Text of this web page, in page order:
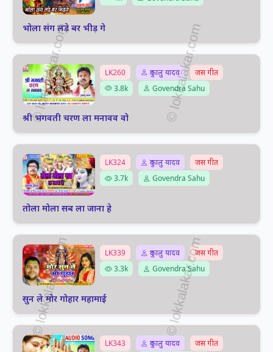
भोला संग लड़े बर भीड़ गे
LK260 दुकालु यादव
जस गीत
3.8k
Govendra Sahu
श्री भगवती चरण ला मनावव वो
LK324 दुकालु यादव
जस गीत
3.7k
Govendra Sahu
तोला मोला सब ला जाना हे
LK339 दुकालु यादव
जस गीत
3.3k
Govendra Sahu
सुन ले मोर गोहार महामाई
LK343 दुकालु यादव
जस गीत